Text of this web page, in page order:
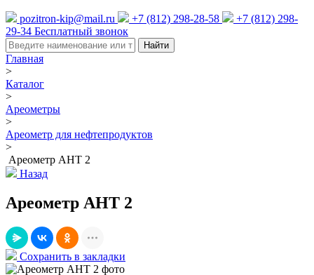
pozitron-kip@mail.ru +7 (812) 298-28-58
+7 (812) 298-
29-34 Бесплатный звонок
Найти
Главная
>
Каталог
>
Ареометры
>
Ареометр для нефтепродуктов
>
Ареометр АНТ 2
Назад
Ареометр АНТ 2
Сохранить в закладки